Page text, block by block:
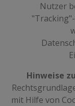
Nutzer
Hinweise
mit Hilfe von